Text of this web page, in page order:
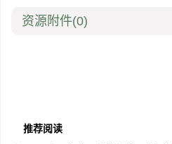
资源附件(0)
推荐阅读